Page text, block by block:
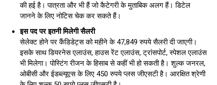
की हई है। पात्रता और भी हैं जो कैटेगरी के मुताबिक अलग हैं। डिटेल
जानने के लिए नोटिस चेक कर सकते हैं।
इस पद पर इतनी मिलेगी सैलरी
सेलेक्ट होने पर कैंडिडेट्स को महीने के 47,849 रुपये सैलरी दी जाएगी।
इसके साथ डियरनेस एलाउंस, हाउस रेंट एलाउंस, ट्रांसपोर्ट, स्पेशल एलाउंस
भी मिलेगा। पोस्टिंग रीजन के हिसाब से कहीं भी हो सकती है। शुल्क जनरल,
ओबीसी और ईडब्ल्यूएस के लिए 450 रुपये प्लस जीएसटी है। आरक्षित श्रेणी